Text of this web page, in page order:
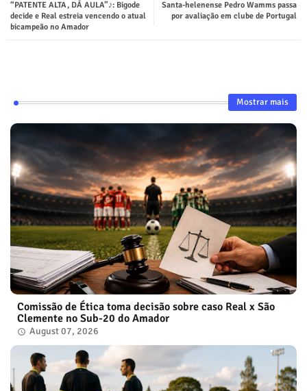
Santa-helenense Pedro Wamms passa
por avaliação em clube de Portugal
“PATENTE ALTA, DÁ AULA”♪: Bigode
decide e Real estreia vencendo o atual
bicampeão no Amador
Mostrar mais
Comissão de Ética toma decisão sobre caso Real x São
Clemente no Sub-20 do Amador
August 07, 2026